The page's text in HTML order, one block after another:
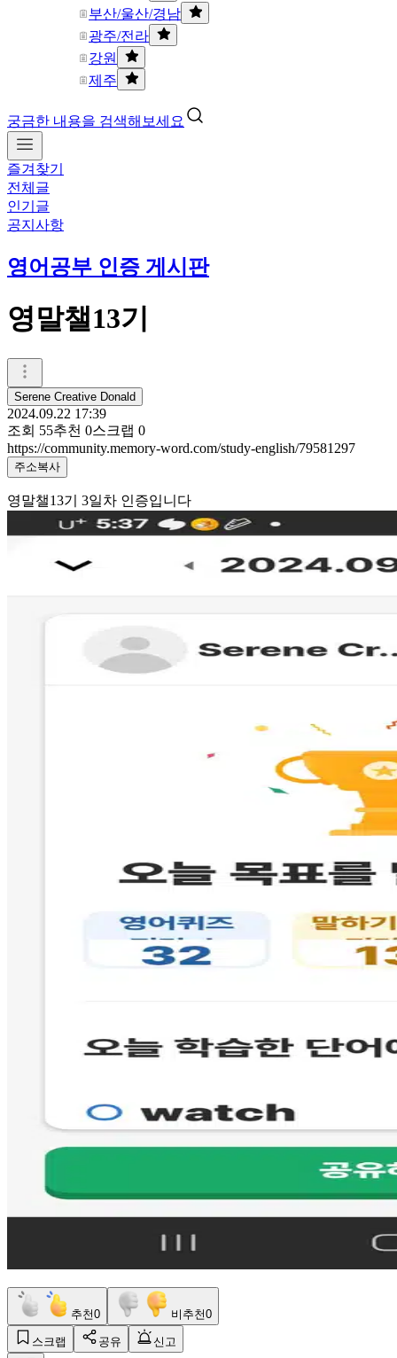
부산/울산/경남
광주/전라
강원
제주
궁금한 내용을 검색해보세요
즐겨찾기
전체글
인기글
공지사항
영어공부 인증 게시판
영말챌13기
Serene Creative Donald
2024.09.22 17:39
조회 55추천 0스크랩 0
https://community.memory-word.com/study-english/79581297
주소복사
영말챌13기 3일차 인증입니다
추천0 비추천0
스크랩 공유
신고